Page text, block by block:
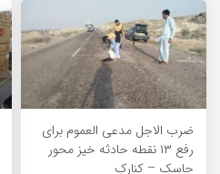
ضرب الاجل مدعی العموم برای
رفع ۱۳ نقطه حادثه خیز محور
جاسک – کنارک